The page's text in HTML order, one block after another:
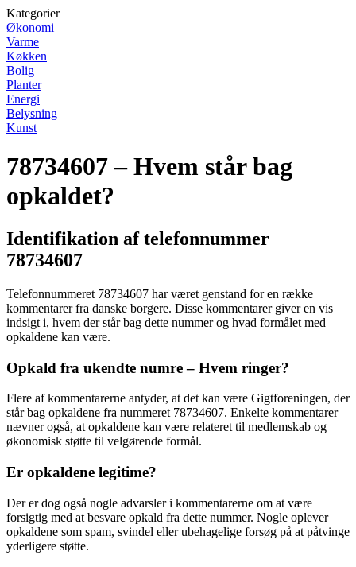
Kategorier
Økonomi
Varme
Køkken
Bolig
Planter
Energi
Belysning
Kunst
78734607 – Hvem står bag
opkaldet?
Identifikation af telefonnummer
78734607
Telefonnummeret 78734607 har været genstand for en række
kommentarer fra danske borgere. Disse kommentarer giver en vis
indsigt i, hvem der står bag dette nummer og hvad formålet med
opkaldene kan være.
Opkald fra ukendte numre – Hvem ringer?
Flere af kommentarerne antyder, at det kan være Gigtforeningen, der
står bag opkaldene fra nummeret 78734607. Enkelte kommentarer
nævner også, at opkaldene kan være relateret til medlemskab og
økonomisk støtte til velgørende formål.
Er opkaldene legitime?
Der er dog også nogle advarsler i kommentarerne om at være
forsigtig med at besvare opkald fra dette nummer. Nogle oplever
opkaldene som spam, svindel eller ubehagelige forsøg på at påtvinge
yderligere støtte.